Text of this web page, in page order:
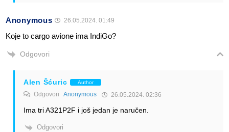
Anonymous 26.05.2024. 01:49
Koje to cargo avione ima IndiGo?
Odgovori
Alen Šćuric Author
Odgovori Anonymous 26.05.2024. 02:36
Ima tri A321P2F i još jedan je naručen.
Odgovori